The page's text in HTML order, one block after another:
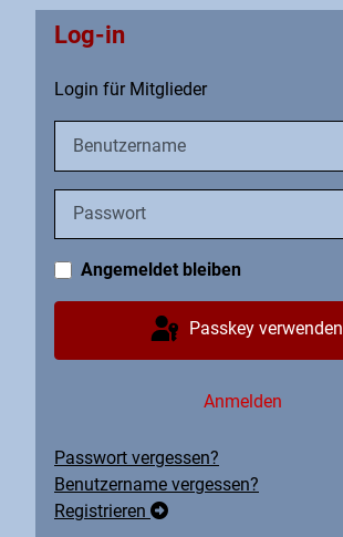
Log-in
Login für Mitglieder
Angemeldet bleiben
Passkey verwenden
Anmelden
Passwort vergessen?
Benutzername vergessen?
Registrieren